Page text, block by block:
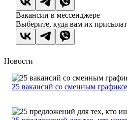
Вакансии в мессенджере
Выберите, куда вам их
Новости
25 вакансий со сменным